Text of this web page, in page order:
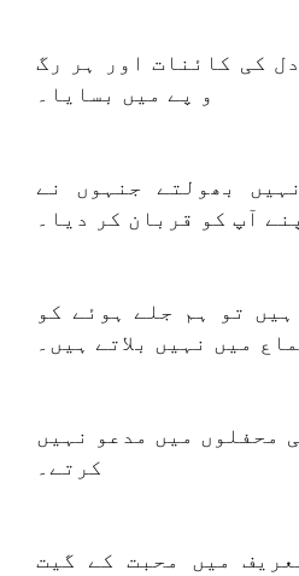
کی کائنات اور ہر رگ
و پے میں بسایا۔
بھولتے جنہوں نے
آپ کو قربان کر دیا۔
تو ہم جلے ہوئے کو
میں نہیں بلاتے ہیں۔
محفلوں میں مدعو نہیں
کرتے۔
میں محبت کے گیت